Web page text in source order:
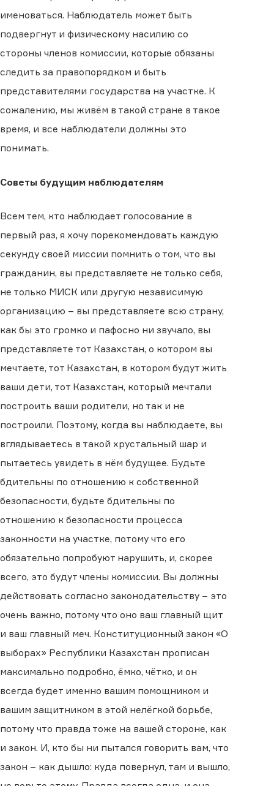
именоваться. Наблюдатель может быть
подвергнут и физическому насилию со
стороны членов комиссии, которые обязаны
следить за правопорядком и быть
представителями государства на участке. К
сожалению, мы живём в такой стране в такое
время, и все наблюдатели должны это
понимать.
Советы будущим наблюдателям
Всем тем, кто наблюдает голосование в
первый раз, я хочу порекомендовать каждую
секунду своей миссии помнить о том, что вы
гражданин, вы представляете не только себя,
не только МИСК или другую независимую
организацию – вы представляете всю страну,
как бы это громко и пафосно ни звучало, вы
представляете тот Казахстан, о котором вы
мечтаете, тот Казахстан, в котором будут жить
ваши дети, тот Казахстан, который мечтали
построить ваши родители, но так и не
построили. Поэтому, когда вы наблюдаете, вы
вглядываетесь в такой хрустальный шар и
пытаетесь увидеть в нём будущее. Будьте
бдительны по отношению к собственной
безопасности, будьте бдительны по
отношению к безопасности процесса
законности на участке, потому что его
обязательно попробуют нарушить, и, скорее
всего, это будут члены комиссии. Вы должны
действовать согласно законодательству – это
очень важно, потому что оно ваш главный щит
и ваш главный меч. Конституционный закон «О
выборах» Республики Казахстан прописан
максимально подробно, ёмко, чётко, и он
всегда будет именно вашим помощником и
вашим защитником в этой нелёгкой борьбе,
потому что правда тоже на вашей стороне, как
и закон. И, кто бы ни пытался говорить вам, что
закон – как дышло: куда повернул, там и вышло,